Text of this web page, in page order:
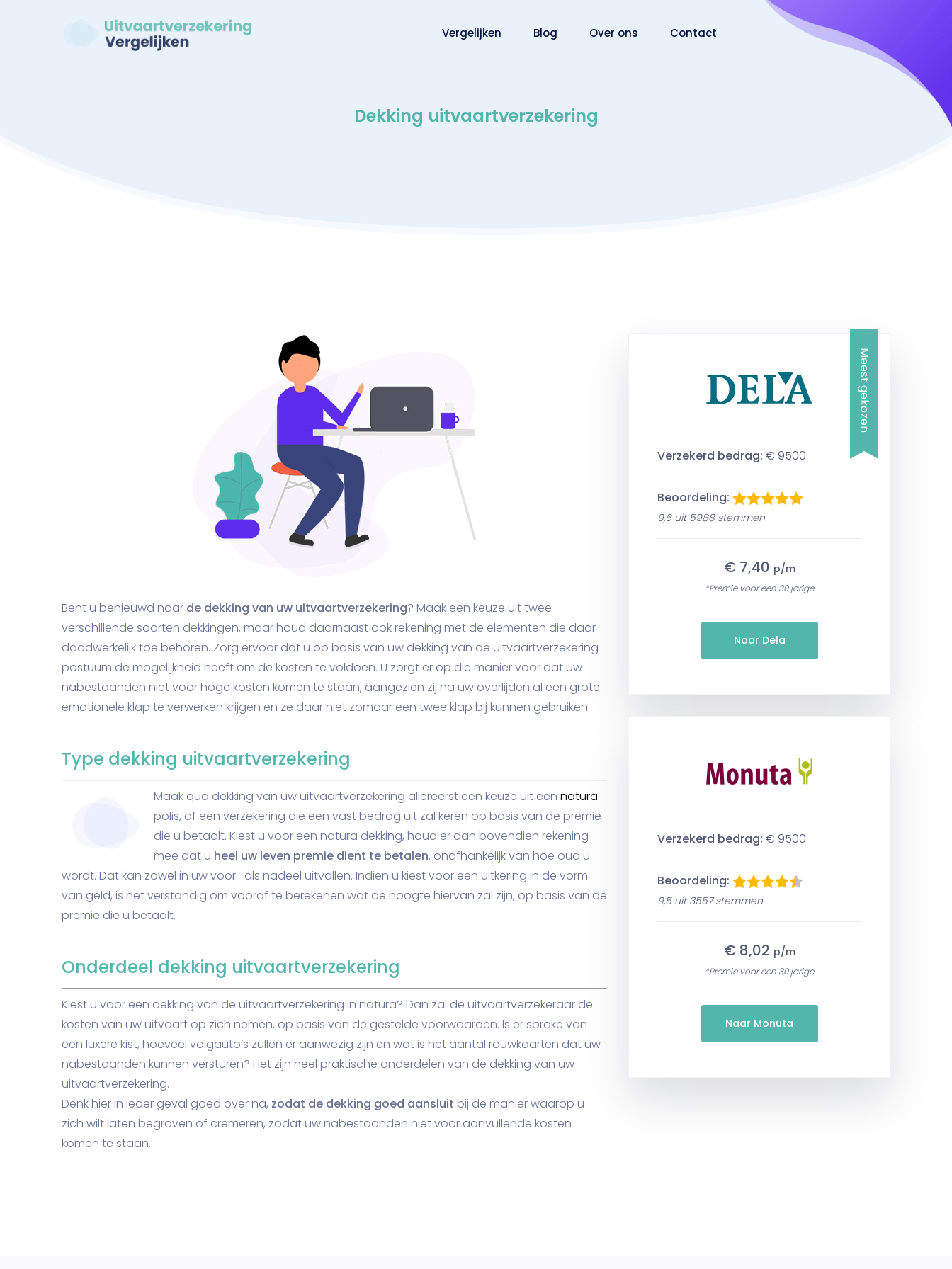
Vergelijken Blog Over ons Contact
Dekking uitvaartverzekering
Bent u benieuwd naar de dekking van uw uitvaartverzekering? Maak een keuze uit twee
verschillende soorten dekkingen, maar houd daarnaast ook rekening met de elementen die daar
daadwerkelijk toe behoren. Zorg ervoor dat u op basis van uw dekking van de uitvaartverzekering
postuum de mogelijkheid heeft om de kosten te voldoen. U zorgt er op die manier voor dat uw
nabestaanden niet voor hoge kosten komen te staan, aangezien zij na uw overlijden al een grote
emotionele klap te verwerken krijgen en ze daar niet zomaar een twee klap bij kunnen gebruiken.
Type dekking uitvaartverzekering
Maak qua dekking van uw uitvaartverzekering allereerst een keuze uit een natura
polis, of een verzekering die een vast bedrag uit zal keren op basis van de premie
die u betaalt. Kiest u voor een natura dekking, houd er dan bovendien rekening
mee dat u heel uw leven premie dient te betalen, onafhankelijk van hoe oud u
wordt. Dat kan zowel in uw voor- als nadeel uitvallen. Indien u kiest voor een uitkering in de vorm
van geld, is het verstandig om vooraf te berekenen wat de hoogte hiervan zal zijn, op basis van de
premie die u betaalt.
Onderdeel dekking uitvaartverzekering
Kiest u voor een dekking van de uitvaartverzekering in natura? Dan zal de uitvaartverzekeraar de
kosten van uw uitvaart op zich nemen, op basis van de gestelde voorwaarden. Is er sprake van
een luxere kist, hoeveel volgauto’s zullen er aanwezig zijn en wat is het aantal rouwkaarten dat uw
nabestaanden kunnen versturen? Het zijn heel praktische onderdelen van de dekking van uw
uitvaartverzekering.
Denk hier in ieder geval goed over na, zodat de dekking goed aansluit bij de manier waarop u
zich wilt laten begraven of cremeren, zodat uw nabestaanden niet voor aanvullende kosten
komen te staan.
Meest gekozen
Verzekerd bedrag: € 9500
Beoordeling:
9,6 uit 5988 stemmen
€ 7,40 p/m
*Premie voor een 30 jarige
Naar Dela
Verzekerd bedrag: € 9500
Beoordeling:
9,5 uit 3557 stemmen
€ 8,02 p/m
*Premie voor een 30 jarige
Naar Monuta